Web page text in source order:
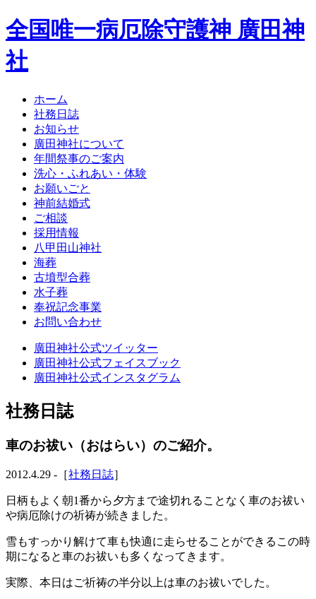
全国唯一病厄除守護神 廣田神
社
ホーム
社務日誌
お知らせ
廣田神社について
年間祭事のご案内
洗心・ふれあい・体験
お願いごと
神前結婚式
ご相談
採用情報
八甲田山神社
海葬
古墳型合葬
水子葬
奉祝記念事業
お問い合わせ
廣田神社公式ツイッター
廣田神社公式フェイスブック
廣田神社公式インスタグラム
社務日誌
車のお祓い（おはらい）のご紹介。
2012.4.29 -［社務日誌］
日柄もよく朝1番から夕方まで途切れることなく車のお祓い
や病厄除けの祈祷が続きました。
雪もすっかり解けて車も快適に走らせることができるこの時
期になると車のお祓いも多くなってきます。
実際、本日はご祈祷の半分以上は車のお祓いでした。